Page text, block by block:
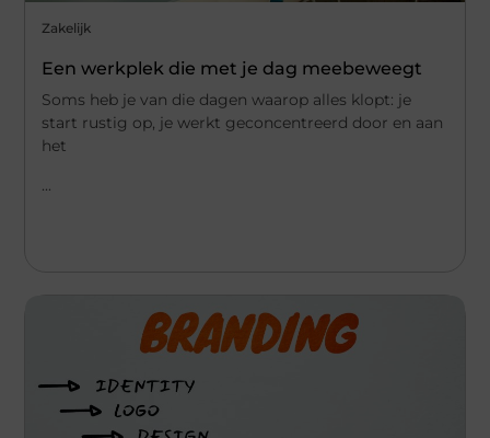
Zakelijk
Een werkplek die met je dag meebeweegt
Soms heb je van die dagen waarop alles klopt: je
start rustig op, je werkt geconcentreerd door en aan
het
...